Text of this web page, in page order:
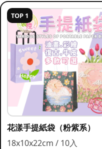
TOP 1
花漾手提紙袋（粉紫系）
18x10x22cm / 10入